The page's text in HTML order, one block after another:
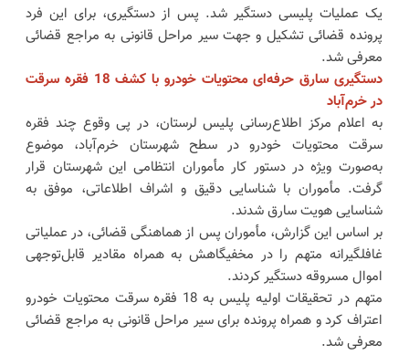
یک عملیات پلیسی دستگیر شد. پس از دستگیری، برای این فرد
پرونده قضائی تشکیل و جهت سیر مراحل قانونی به مراجع قضائی
معرفی شد.
دستگیری سارق حرفه‌ای محتویات خودرو با کشف 18 فقره سرقت
در خرم‌آباد
به اعلام مرکز اطلاع‌رسانی پلیس لرستان، در پی وقوع چند فقره
سرقت محتویات خودرو در سطح شهرستان خرم‌آباد، موضوع
به‌صورت ویژه در دستور کار مأموران انتظامی این شهرستان قرار
گرفت. مأموران با شناسایی دقیق و اشراف اطلاعاتی، موفق به
شناسایی هویت سارق شدند.
بر اساس این گزارش، مأموران پس از هماهنگی قضائی، در عملیاتی
غافلگیرانه متهم را در مخفیگاهش به همراه مقادیر قابل‌توجهی
اموال مسروقه دستگیر کردند.
متهم در تحقیقات اولیه پلیس به 18 فقره سرقت محتویات خودرو
اعتراف کرد و همراه پرونده برای سیر مراحل قانونی به مراجع قضائی
معرفی شد.